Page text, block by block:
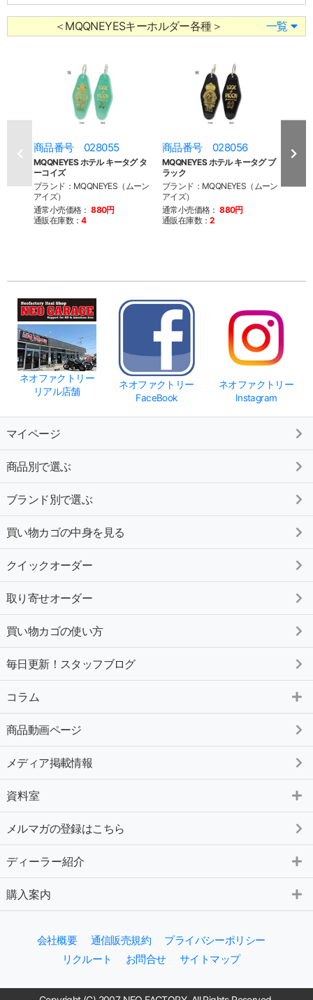
＜MQQNEYESキーホルダー各種＞ 一覧
商品番号 028055
MQQNEYES ホテル キータグ タ
ーコイズ
ブランド：MQQNEYES（ムーン
アイズ）
通常小売価格： 880円
通販在庫数：4
商品番号 028056
MQQNEYES ホテル キータグ ブ
ラック
ブランド：MQQNEYES（ムーン
アイズ）
通常小売価格： 880円
通販在庫数：2
商
ブラ
ネオファクトリー
リアル店舗
ネオファクトリー
FaceBook
ネオファクトリー
Instagram
マイページ
商品別で選ぶ
ブランド別で選ぶ
買い物カゴの中身を見る
クイックオーダー
取り寄せオーダー
買い物カゴの使い方
毎日更新！スタッフブログ
コラム
商品動画ページ
メディア掲載情報
資料室
メルマガの登録はこちら
ディーラー紹介
購入案内
会社概要 通信販売規約
プライバシーポリシー
リクルート
お問合せ サイトマップ